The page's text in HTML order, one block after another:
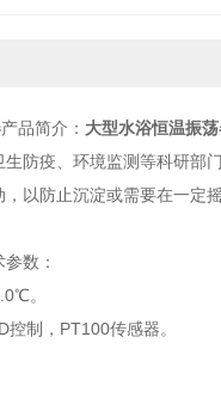
产品简介： 大型水浴恒温振
防疫、环境监测等科研部
以防止沉淀或需要在一定
数：
。
制，PT100传感器。